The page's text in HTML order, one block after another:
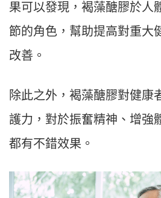
果可以發現，褐藻醣膠於人
節的角色，幫助提高對重大
改善。
除此之外，褐藻醣膠對健康
護力，對於振奮精神、增強
都有不錯效果。